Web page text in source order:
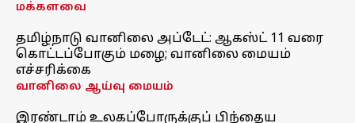
மக்களவை
தமிழ்நாடு வானிலை அப்டேட்: ஆகஸ்ட் 11 வரை
கொட்டப்போகும் மழை; வானிலை மையம்
எச்சரிக்கை
வானிலை ஆய்வு மையம்
இரண்டாம் உலகப்போருக்குப் பிந்தைய